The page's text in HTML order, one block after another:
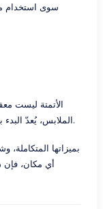
سوى استخدام
الأتمتة ليست
الملابس، يُعدّأساسًا ذكيًا.
بميزاتها المتكاملة،
أي مكان،